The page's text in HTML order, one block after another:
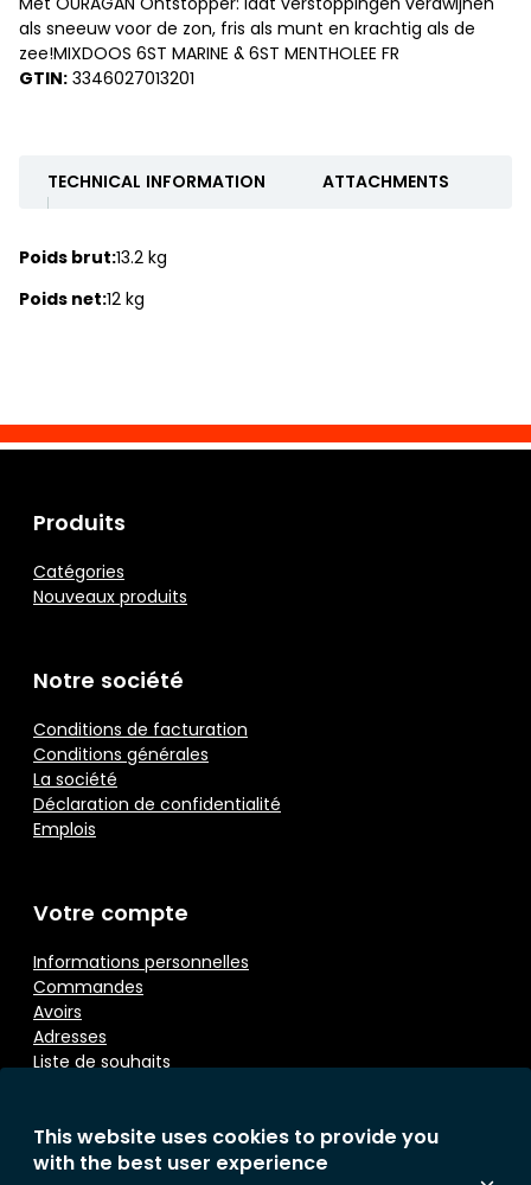
als sneeuw voor de zon, fris als munt en krachtig als de
zee!MIXDOOS 6ST MARINE & 6ST MENTHOLEE FR
GTIN: 3346027013201
TECHNICAL INFORMATION ATTACHMENTS
Poids brut:13.2 kg
Poids net:12 kg
Produits
Catégories
Nouveaux produits
Notre société
Conditions de facturation
Conditions générales
La société
Déclaration de confidentialité
Emplois
Votre compte
Informations personnelles
Commandes
Avoirs
Adresses
Liste de souhaits
Contactez nous
This website uses cookies to provide you
with the best user experience